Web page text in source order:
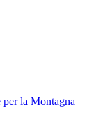
per la Montagna